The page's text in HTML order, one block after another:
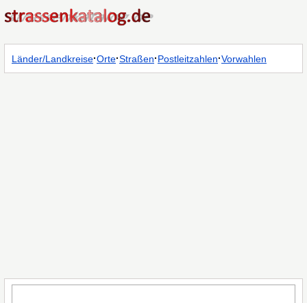
Länder/Landkreise·Orte·Straßen·Postleitzahlen·Vorwahlen